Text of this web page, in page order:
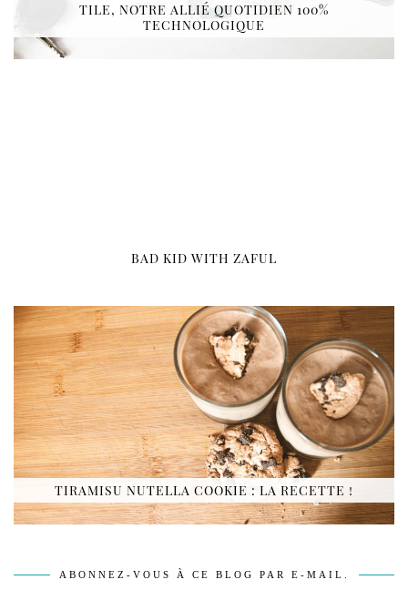
TILE, NOTRE ALLIÉ QUOTIDIEN 100%
TECHNOLOGIQUE
BAD KID WITH ZAFUL
TIRAMISU NUTELLA COOKIE : LA RECETTE !
ABONNEZ-VOUS À CE BLOG PAR E-MAIL.